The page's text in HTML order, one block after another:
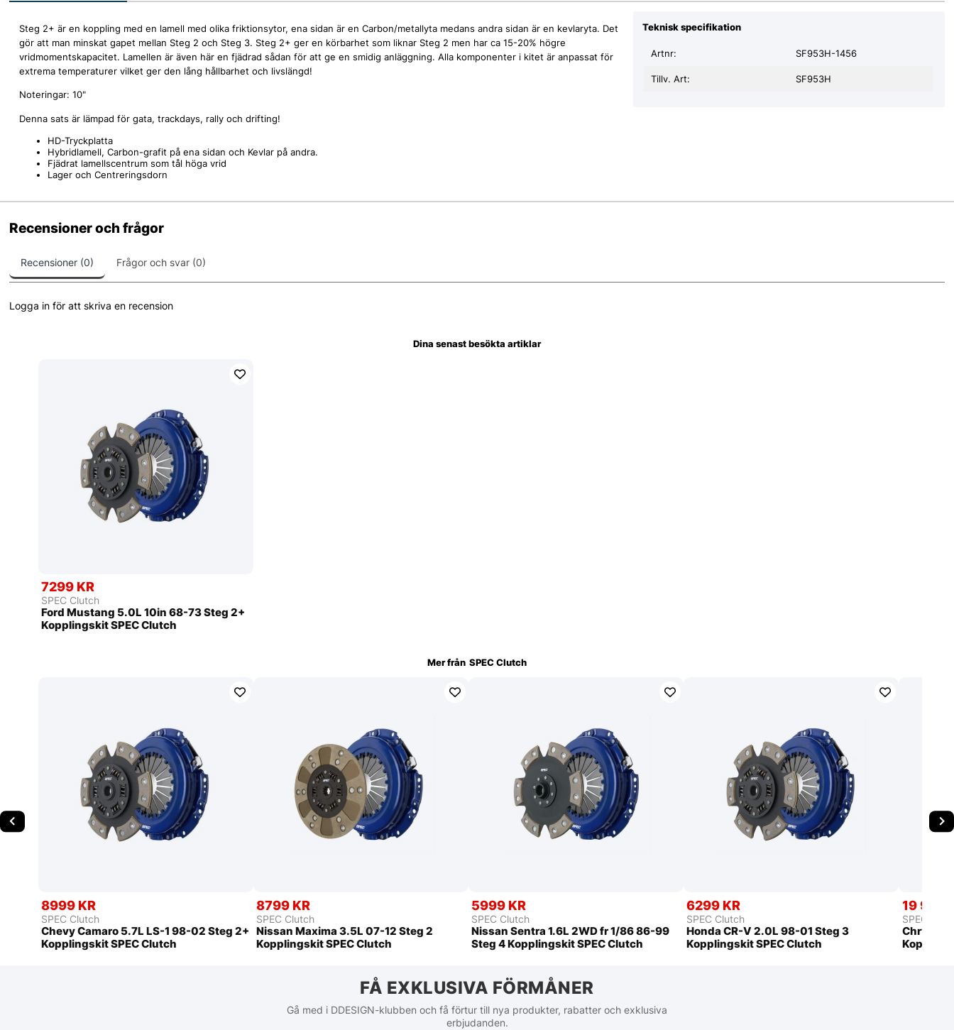
Steg 2+ är en koppling med en lamell med olika friktionsytor, ena sidan är en Carbon/metallyta medans andra sidan är en kevlaryta. Det
gör att man minskat gapet mellan Steg 2 och Steg 3. Steg 2+ ger en körbarhet som liknar Steg 2 men har ca 15-20% högre
vridmomentskapacitet. Lamellen är även här en fjädrad sådan för att ge en smidig anläggning. Alla komponenter i kitet är anpassat för
extrema temperaturer vilket ger den lång hållbarhet och livslängd!
Noteringar: 10"
Denna sats är lämpad för gata, trackdays, rally och drifting!
HD-Tryckplatta
Hybridlamell, Carbon-grafit på ena sidan och Kevlar på andra.
Fjädrat lamellscentrum som tål höga vrid
Lager och Centreringsdorn
Teknisk specifikation
Tillv. Art: SF953H
Artnr: SF953H-1456
Recensioner och frågor
Recensioner (0) Frågor och svar (0)
Logga in för att skriva en recension
Dina senast besökta artiklar
7299 KR
SPEC Clutch
Ford Mustang 5.0L 10in 68-73 Steg 2+
Kopplingskit SPEC Clutch
Mer från SPEC Clutch
8999 KR
SPEC Clutch
Chevy Camaro 5.7L LS-1 98-02 Steg 2+
Kopplingskit SPEC Clutch
8799 KR
SPEC Clutch
Nissan Maxima 3.5L 07-12 Steg 2
Kopplingskit SPEC Clutch
5999 KR
SPEC Clutch
Nissan Sentra 1.6L 2WD fr 1/86 86-99
Steg 4 Kopplingskit SPEC Clutch
6299 KR
SPEC Clutch
Honda CR-V 2.0L 98-01 Steg 3
Kopplingskit SPEC Clutch
19 999
SPEC
Chrysler
FÅ EXKLUSIVA FÖRMÅNER
Gå med i DDESIGN-klubben och få förtur till nya produkter, rabatter och exklusiva
erbjudanden.